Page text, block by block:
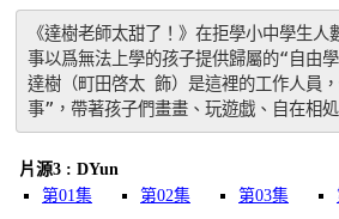
《達樹老師太甜了！》在拒學小中學生人
事以爲無法上學的孩子提供歸屬的“自由
達樹（町田啓太 飾）是這裡的工作人員
事”，帶著孩子們畫畫、玩遊戯、自在相
片源3 : DYun
第01集
第02集 第03集